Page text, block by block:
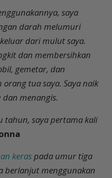
saya
darah melumuri
dari mulut saya.
dan membersihkan
gemetar, dan
tua saya. Saya naik
menangis.
tahun, saya pertama kali
keraspada umur tiga
berlanjut menggunakan